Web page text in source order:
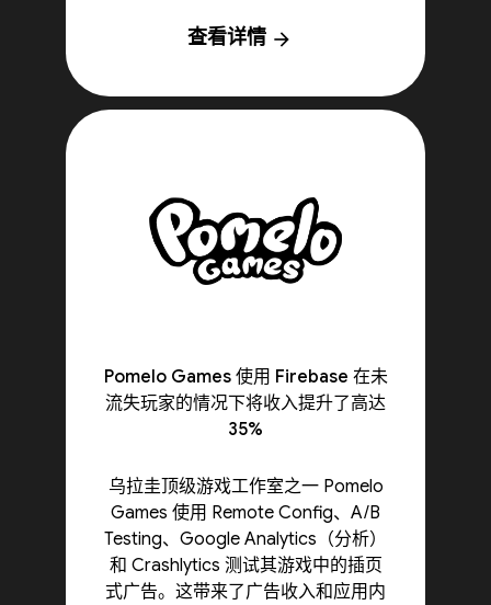
查看详情 arrow_forward
Pomelo Games 使用 Firebase 在未
流失玩家的情况下将收入提升了高达
35%
乌拉圭顶级游戏工作室之一 Pomelo
Games 使用 Remote Config、A/B
Testing、Google Analytics（分析）
和 Crashlytics 测试其游戏中的插页
式广告。这带来了广告收入和应用内